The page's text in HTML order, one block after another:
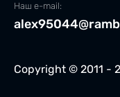
Copyright © 2011 -
Наш e-mail: